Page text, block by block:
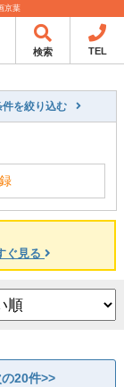
京葉
検索 TEL
件を絞り込む
ぐ見る
20件>>